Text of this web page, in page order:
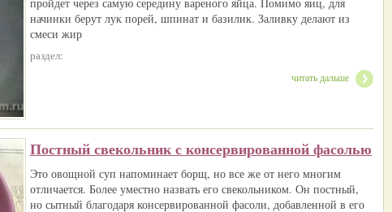
начинки берут лук порей, шпинат и базилик. Заливку делают из
смеси жир
раздел:
читать дальше
Постный свекольник с консервированной фасолью
Это овощной суп напоминает борщ, но все же от него многим
отличается. Более уместно назвать его свекольником. Он постный,
но сытный благодаря консервированной фасоли, добавленной в его